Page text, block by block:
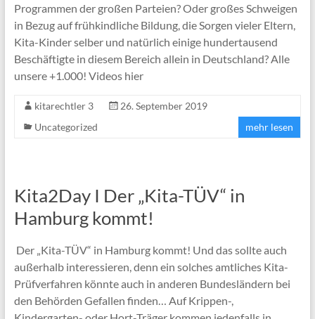
Programmen der großen Parteien? Oder großes Schweigen
in Bezug auf frühkindliche Bildung, die Sorgen vieler Eltern,
Kita-Kinder selber und natürlich einige hundertausend
Beschäftigte in diesem Bereich allein in Deutschland? Alle
unsere +1.000! Videos hier
kitarechtler 3
26. September 2019
Uncategorized
mehr lesen
Kita2Day I Der „Kita-TÜV“ in
Hamburg kommt!
Der „Kita-TÜV“ in Hamburg kommt! Und das sollte auch
außerhalb interessieren, denn ein solches amtliches Kita-
Prüfverfahren könnte auch in anderen Bundesländern bei
den Behörden Gefallen finden… Auf Krippen-,